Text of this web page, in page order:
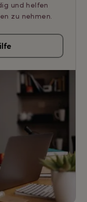
und helfen
zu nehmen.